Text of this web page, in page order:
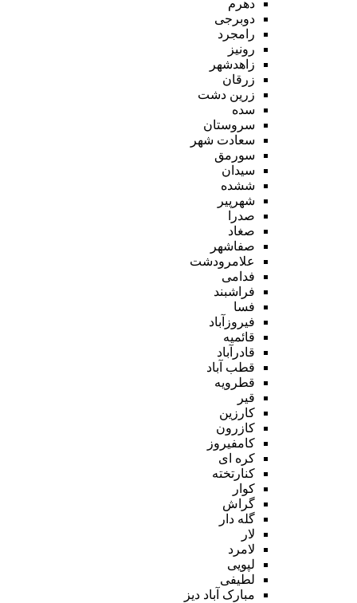
دهرم
دوبرجی
رامجرد
رونیز
زاهدشهر
زرقان
زرین دشت
سده
سروستان
سعادت شهر
سورمق
سیدان
ششده
شهرپیر
صدرا
صغاد
صفاشهر
علامرودشت
فدامی
فراشبند
فسا
فیروزآباد
قائمیه
قادرآباد
قطب آباد
قطرویه
قیر
کارزین
کازرون
کامفیروز
کره ای
کنارتخته
کوار
گراش
گله دار
لار
لامرد
لپویی
لطیفی
مبارک آباد دیز